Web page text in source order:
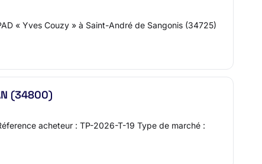
« Yves Couzy » à Saint-André de Sangonis (34725)
(34800)
acheteur : TP-2026-T-19 Type de marché :